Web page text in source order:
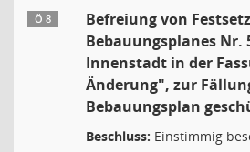
Ö 8
Befreiung von
Bebauungsplanes Nr.
Innenstadt in der
Änderung", zur
Bebauungsplan
Beschluss: Einstimmig